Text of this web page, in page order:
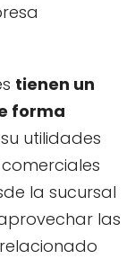
tienen un
forma
utilidades
la sucursal
las